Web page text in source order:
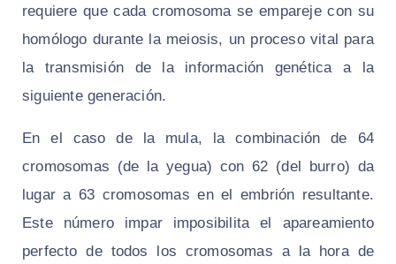
requiere que cada cromosoma se empareje con su
homólogo durante la meiosis, un proceso vital para
la transmisión de la información genética a la
siguiente generación.
En el caso de la mula, la combinación de 64
cromosomas (de la yegua) con 62 (del burro) da
lugar a 63 cromosomas en el embrión resultante.
Este número impar imposibilita el apareamiento
perfecto de todos los cromosomas a la hora de